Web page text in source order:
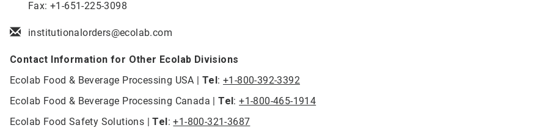
Fax: +1-651-225-3098
institutionalorders@ecolab.com
Contact Information for Other Ecolab Divisions
Ecolab Food & Beverage Processing USA | Tel:+1-800-392-3392
Ecolab Food & Beverage Processing Canada |Tel:+1-800-465-1914
Ecolab Food Safety Solutions |Tel:+1-800-321-3687